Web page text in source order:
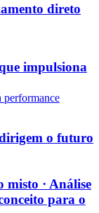
direto
impulsiona
o futuro
misto · Análise
para o